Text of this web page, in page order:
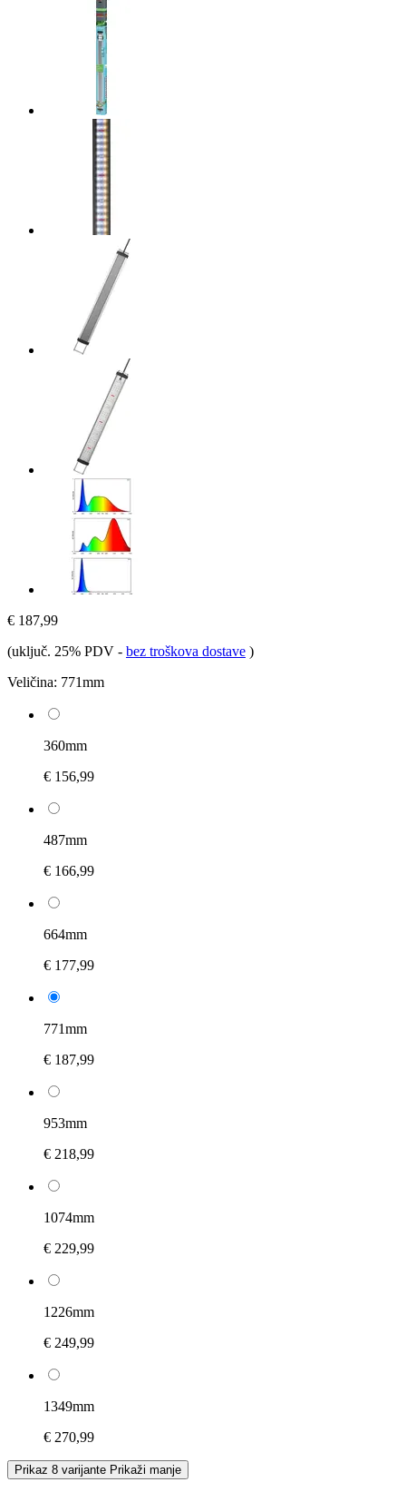
€ 187,99
(uključ. 25% PDV - bez troškova dostave )
Veličina: 771mm
360mm
€ 156,99
487mm
€ 166,99
664mm
€ 177,99
771mm
€ 187,99
953mm
€ 218,99
1074mm
€ 229,99
1226mm
€ 249,99
1349mm
€ 270,99
Prikaz 8 varijante Prikaži manje